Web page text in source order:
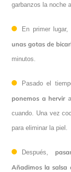
garbanzos la noche
En primer lugar,
unas gotas de
minutos.
Pasado el
ponemos a hervir
cuando. Una vez
para eliminar la piel.
Después,
Añadimos la salsa